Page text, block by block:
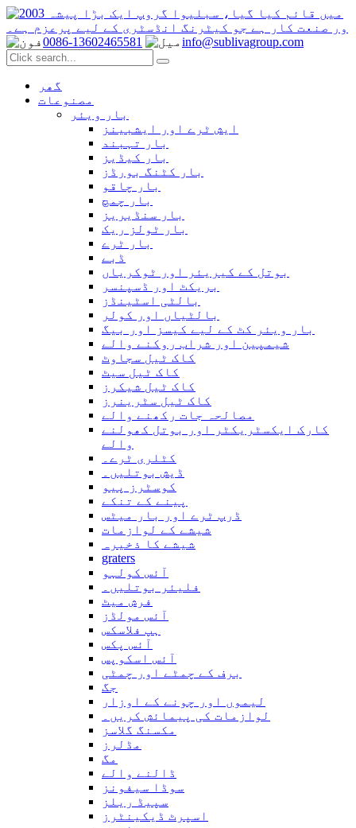
0086-13602465581 info@sublivagroup.com
گھر
مصنوعات
بار ویئر
ایش ٹرے اور ایشبینز
بار تہبند
بار کیڈیز
بار کٹنگ بورڈز
بار چاقو
بار چمچ
بار سنڈیریز
بار ٹولز ریک
بار ٹرے
ڈبے
بوتل کے کیریئر اور ٹوکریاں
بریکٹ اور ڈسپنسر
بالٹی اسٹینڈز
بالٹیاں اور کولر
بار ویئر کٹ کے لیے کیسز اور بیگ
شیمپین اور شراب روکنے والے
کاک ٹیل سجاوٹ
کاک ٹیل سیٹ
کاک ٹیل شیکرز
کاک ٹیل سٹرینرز
مصالحہ جات رکھنے والے
کارک ایکسٹریکٹر اور بوتل کھولنے
والے
کٹلری ٹرے۔
ڈیش بوتلیں۔
کوسٹرز پیو
پینے کے تنکے
ڈرپ ٹرے اور بار میٹس
شیشے کے لوازمات
شیشے کا ذخیرہ
graters
آئس کولہو
فلیئر بوتلیں۔
فرش میٹ
آئس مولڈز
ہپ فلاسکس
آئس پکس
آئس اسکوپس
برف کے چمٹے اور چمٹی
جگ
لیموں اور چونے کے اوزار
لوازمات کی پیمائش کریں۔
مکسنگ گلاسز
مڈلرز
مگ
ڈالنے والے
سوڈا سیفونز
سپیڈ ریلز
اسپرٹ ڈیکینٹرز